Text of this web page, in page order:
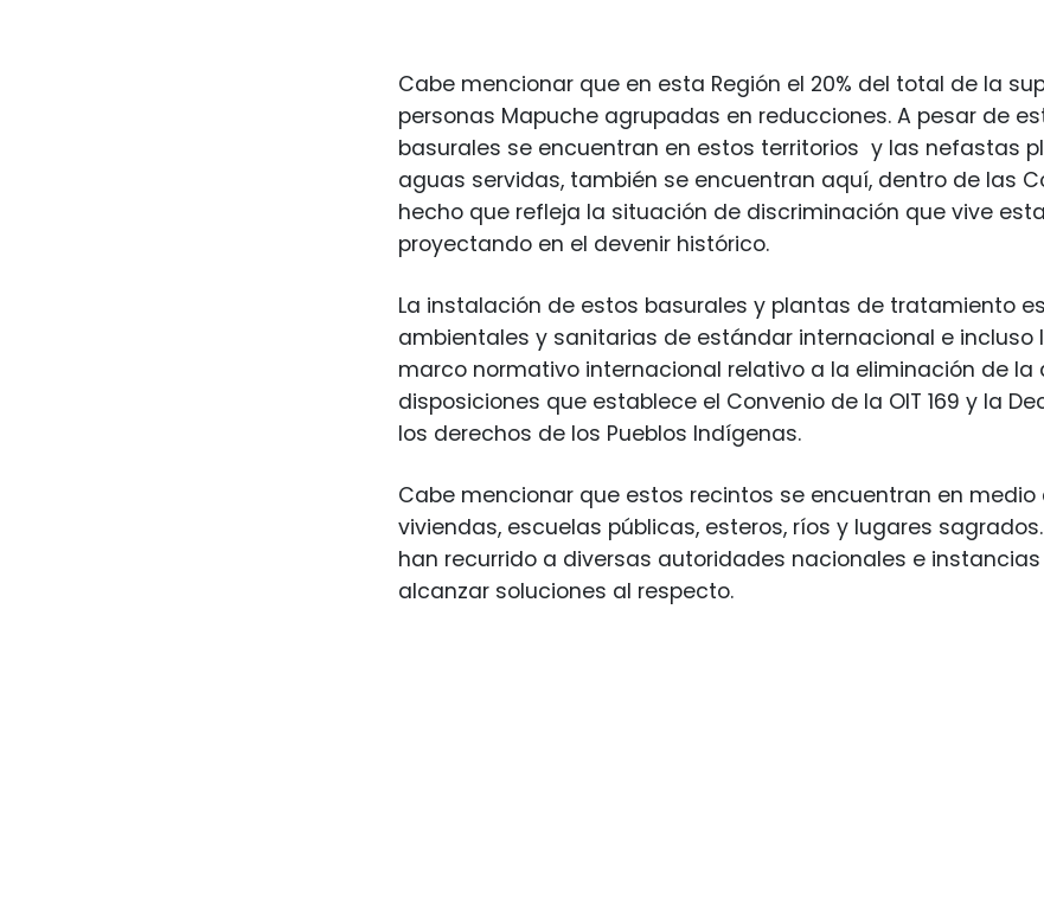
Cabe mencionar que en esta Región el 20% del total de la
personas Mapuche agrupadas en reducciones. A pesar de
basurales se encuentran en estos territorios y las nefastas
aguas servidas, también se encuentran aquí, dentro de las
hecho que refleja la situación de discriminación que vive
proyectando en el devenir histórico.
La instalación de estos basurales y plantas de tratamiento
ambientales y sanitarias de estándar internacional e
marco normativo internacional relativo a la eliminación de
disposiciones que establece el Convenio de la OIT 169 y la
los derechos de los Pueblos Indígenas.
Cabe mencionar que estos recintos se encuentran en
viviendas, escuelas públicas, esteros, ríos y lugares
han recurrido a diversas autoridades nacionales e
alcanzar soluciones al respecto.